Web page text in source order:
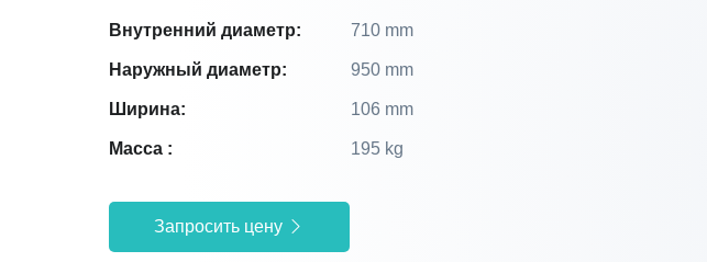
Внутренний диаметр: 710 mm
Наружный диаметр: 950 mm
Ширина: 106 mm
Масса : 195 kg
Запросить цену